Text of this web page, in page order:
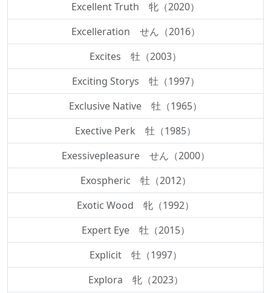
Excellent Truth 牝（2020）
Excelleration せん（2016）
Excites 牡（2003）
Exciting Storys 牡（1997）
Exclusive Native 牡（1965）
Exective Perk 牡（1985）
Exessivepleasure せん（2000）
Exospheric 牡（2012）
Exotic Wood 牝（1992）
Expert Eye 牡（2015）
Explicit 牡（1997）
Explora 牝（2023）